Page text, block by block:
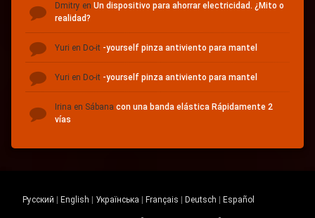
Dmitry en Un dispositivo para ahorrar electricidad. ¿Mito o
realidad?
Yuri en Do-it -yourself pinza antiviento para mantel
Yuri en Do-it -yourself pinza antiviento para mantel
Irina en Sábana con una banda elástica Rápidamente 2
vías
Русский English Українська Français Deutsch Español